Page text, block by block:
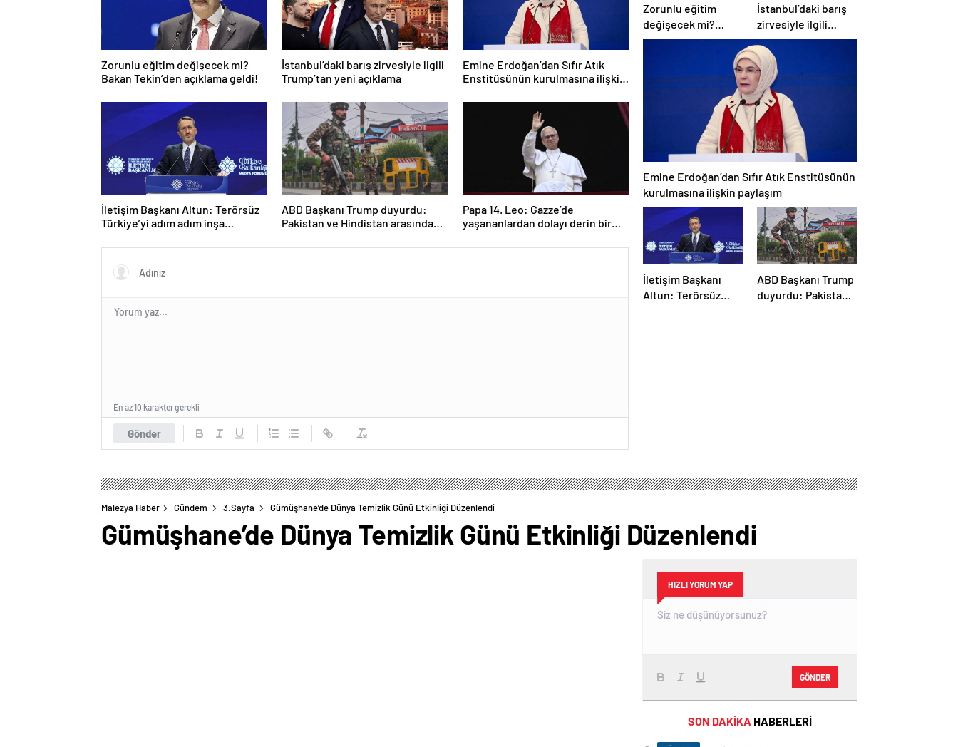
Zorunlu eğitim değişecek mi?
Bakan Tekin’den açıklama geldi!
İstanbul’daki barış zirvesiyle ilgili
Trump’tan yeni açıklama
Emine Erdoğan’dan Sıfır Atık
Enstitüsünün kurulmasına ilişkin
İletişim Başkanı Altun: Terörsüz
Türkiye’yi adım adım inşa
ABD Başkanı Trump duyurdu:
Pakistan ve Hindistan arasında
Papa 14. Leo: Gazze’de
yaşananlardan dolayı derin bir
Gönder
En az 10 karakter gerekli
Zorunlu eğitim
değişecek mi?
Bakan Tekin’den
İstanbul’daki barış
zirvesiyle ilgili
Trump’tan yeni
açıklama
Emine Erdoğan’dan Sıfır Atık Enstitüsünün
kurulmasına ilişkin paylaşım
İletişim Başkanı
Altun: Terörsüz
ABD Başkanı Trump
duyurdu: Pakistan
Malezya Haber Gündem 3.Sayfa Gümüşhane’de Dünya Temizlik Günü Etkinliği Düzenlendi
Gümüşhane’de Dünya Temizlik Günü Etkinliği Düzenlendi
HIZLI YORUM YAP
GÖNDER
SON DAKİKA HABERLERİ